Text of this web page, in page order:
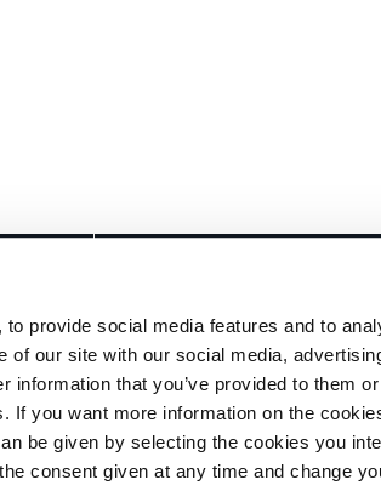
provide social media features and to
of our site with our social media,
that you’ve provided to them
If you want more information on the
be given by selecting the cookies you
consent given at any time and change
ALLGEMEINE VERKAUFSBEDINGUNGEN
RÜCKSENDUNGEN
ZAHLUNGSMETHODEN
ALLGEMEINE NUTZUNGSBEDINGUNGEN